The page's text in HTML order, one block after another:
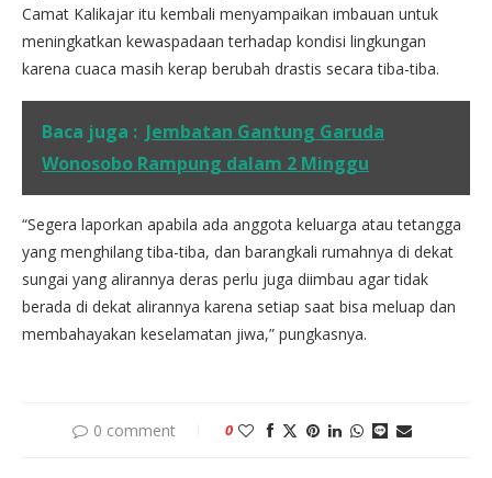
Camat Kalikajar itu kembali menyampaikan imbauan untuk
meningkatkan kewaspadaan terhadap kondisi lingkungan
karena cuaca masih kerap berubah drastis secara tiba-tiba.
Baca juga : Jembatan Gantung Garuda
Wonosobo Rampung dalam 2 Minggu
“Segera laporkan apabila ada anggota keluarga atau tetangga
yang menghilang tiba-tiba, dan barangkali rumahnya di dekat
sungai yang alirannya deras perlu juga diimbau agar tidak
berada di dekat alirannya karena setiap saat bisa meluap dan
membahayakan keselamatan jiwa,” pungkasnya.
0 comment 0